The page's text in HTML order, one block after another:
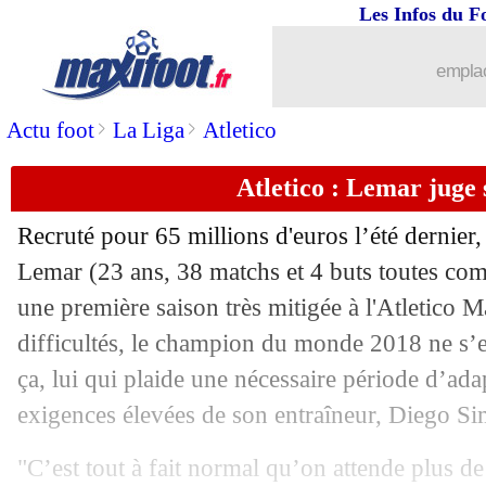
Actu foot> La Liga> Atletico
Les Infos du
Atletico : Lemar juge
Recruté pour 65 millions d'euros l’été
Lemar (23 ans, 38 matchs et 4 buts toutes
une première saison très mitigée à l'Atletico
difficultés, le champion du monde 2018 ne
ça, lui qui plaide une nécessaire période
exigences élevées de son entraîneur, Diego
"C’est tout à fait normal qu’on attende plus
: Dortmund répond au Bayern !
21/04 L1: Nantes 3-2 Amiens (fini)
: le PSG champion de France !
21/04 L1: Toulouse 0-0 Lille (fini)
21/04 OM : quand Bielsa voulait envoyer
21/04 Ang. : Man Utd giflé par Everton !
21/04 L1: Reims-St Etienne, les compos
Juve: P. Nedved - "on ne verra plus